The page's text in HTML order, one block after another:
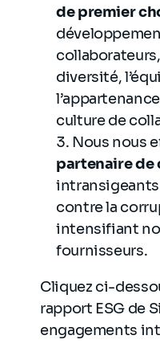
de premier
diversité,
culture de
Nous nous
partenaire de
contre la
intensifiant
fournisseurs.
Cliquez ci-
rapport ESG de
engagements